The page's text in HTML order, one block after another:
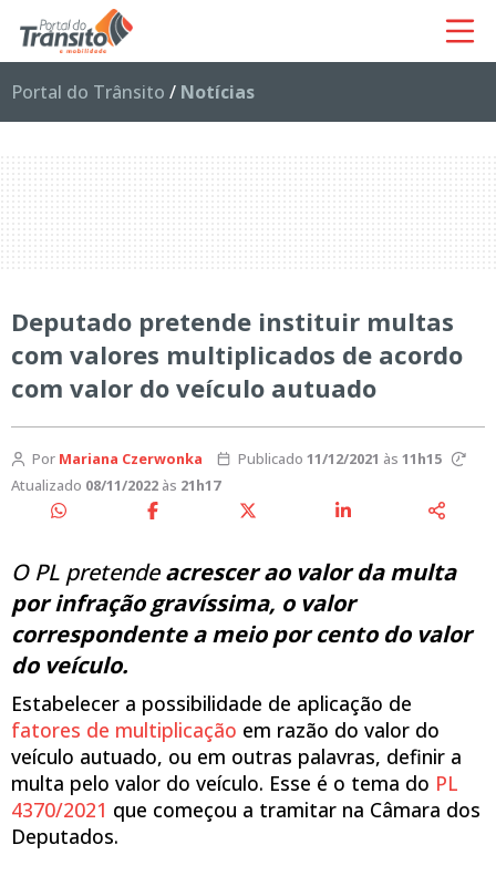
Portal do Trânsito / Notícias
Deputado pretende instituir multas
com valores multiplicados de acordo
com valor do veículo autuado
Por Mariana Czerwonka Publicado 11/12/2021 às 11h15
Atualizado 08/11/2022 às 21h17
O PL pretendeacrescer ao valor da multa
por infração gravíssima, o valor
correspondente a meio por cento do valor
do veículo.
Estabelecer a possibilidade de aplicação de
fatores de multiplicação em razão do valor do
veículo autuado, ou em outras palavras, definir a
multa pelo valor do veículo. Esse é o tema do PL
4370/2021 que começou a tramitar na Câmara dos
Deputados.